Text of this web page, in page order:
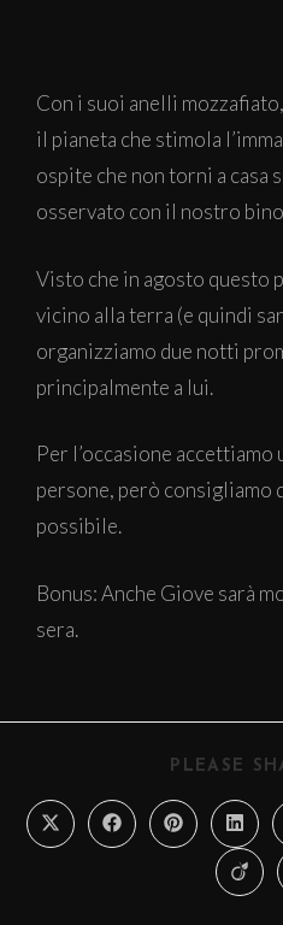
Con i suoi anelli
il pianeta che stimola
ospite che non torni a casa
osservato con il nostro
Visto che in agosto questo
vicino alla terra (e quindi
organizziamo due notti
principalmente a lui.
Per l’occasione accettiamo
persone, però consigliamo
possibile.
Bonus: Anche Giove sarà
sera.
PLEASE